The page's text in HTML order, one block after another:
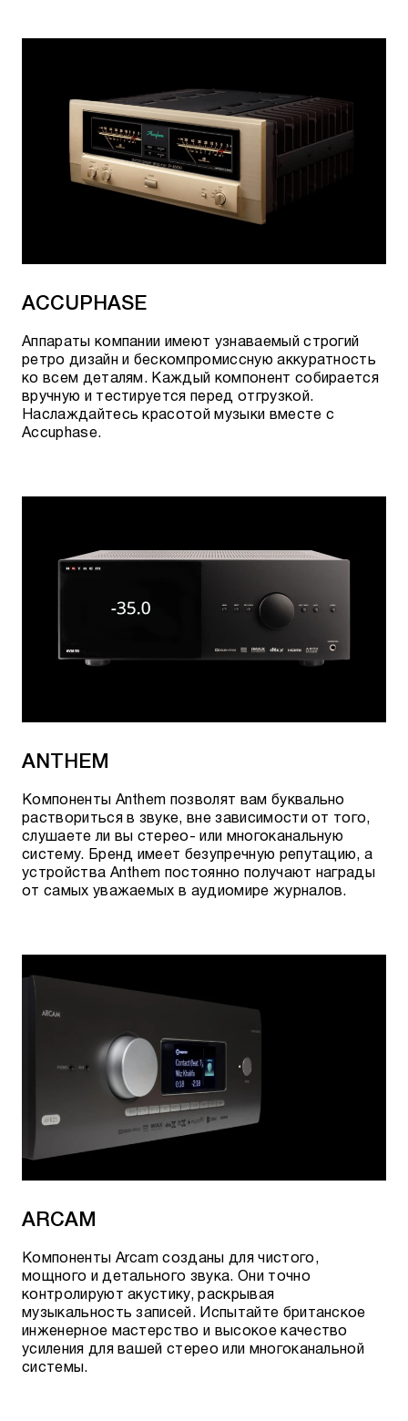
ACCUPHASE
Аппараты компании имеют узнаваемый строгий
ретро дизайн и бескомпромиссную аккуратность
ко всем деталям. Каждый компонент собирается
вручную и тестируется перед отгрузкой.
Наслаждайтесь красотой музыки вместе с
Accuphase.
ANTHEM
Компоненты Anthem позволят вам буквально
раствориться в звуке, вне зависимости от того,
слушаете ли вы стерео- или многоканальную
систему. Бренд имеет безупречную репутацию, а
устройства Anthem постоянно получают награды
от самых уважаемых в аудиомире журналов.
ARCAM
Компоненты Arcam созданы для чистого,
мощного и детального звука. Они точно
контролируют акустику, раскрывая
музыкальность записей. Испытайте британское
инженерное мастерство и высокое качество
усиления для вашей стерео или многоканальной
системы.